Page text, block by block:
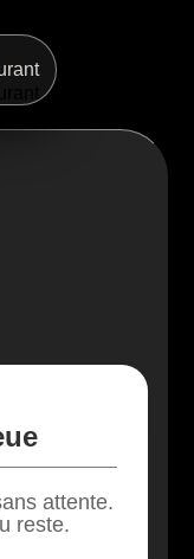
attente.
reste.